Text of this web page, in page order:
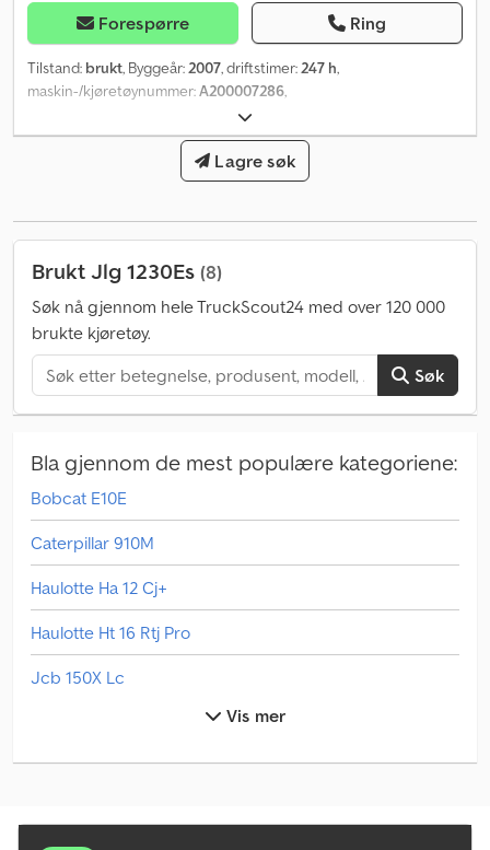
Forespørre Ring
Tilstand: brukt, Byggeår: 2007, driftstimer: 247 h,
maskin-/kjøretøynummer:A200007286
Lagre søk
Brukt Jlg 1230Es (8)
Søk nå gjennom hele TruckScout24 med over 120 000
brukte kjøretøy.
Søk
Bla gjennom de mest populære kategoriene:
Bobcat E10E
Caterpillar 910M
Haulotte Ha 12 Cj+
Haulotte Ht 16 Rtj Pro
Jcb 150X Lc
Jcb 220X Lc
Vis mer